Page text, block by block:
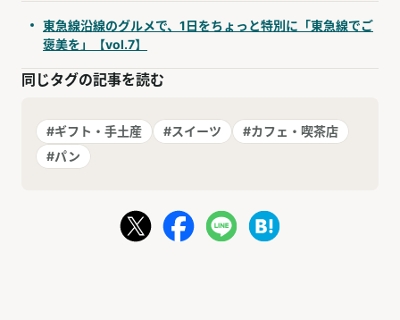
東急線沿線のグルメで、1日をちょっと特別に「東急線でご
褒美を」【vol.7】
同じタグの記事を読む
#ギフト・手土産 #スイーツ
#カフェ・喫茶店
#パン